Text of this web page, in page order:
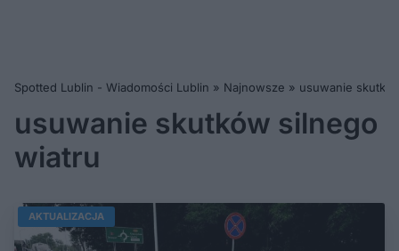
Spotted Lublin - Wiadomości Lublin » Najnowsze » usuwanie
usuwanie skutków silnego
wiatru
AKTUALIZACJA